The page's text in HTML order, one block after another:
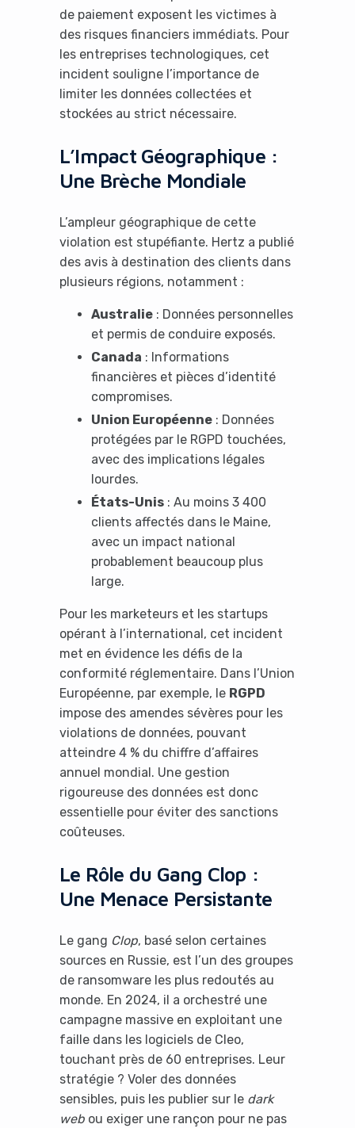
de paiement exposent les victimes à
des risques financiers immédiats. Pour
les entreprises technologiques, cet
incident souligne l’importance de
limiter les données collectées et
stockées au strict nécessaire.
L’Impact Géographique :
Une Brèche Mondiale
L’ampleur géographique de cette
violation est stupéfiante. Hertz a publié
des avis à destination des clients dans
plusieurs régions, notamment :
Australie: Données personnelles
et permis de conduire exposés.
Canada : Informations
financières et pièces d’identité
compromises.
Union Européenne: Données
protégées par le RGPD touchées,
avec des implications légales
lourdes.
États-Unis: Au moins 3 400
clients affectés dans le Maine,
avec un impact national
probablement beaucoup plus
large.
Pour les marketeurs et les startups
opérant à l’international, cet incident
met en évidence les défis de la
conformité réglementaire. Dans l’Union
Européenne, par exemple, le RGPD
impose des amendes sévères pour les
violations de données, pouvant
atteindre 4 % du chiffre d’affaires
annuel mondial. Une gestion
rigoureuse des données est donc
essentielle pour éviter des sanctions
coûteuses.
Le Rôle du Gang Clop :
Une Menace Persistante
Le gang Clop, basé selon certaines
sources en Russie, est l’un des groupes
de ransomware les plus redoutés au
monde. En 2024, il a orchestré une
campagne massive en exploitant une
faille dans les logiciels de Cleo,
touchant près de 60 entreprises. Leur
stratégie ? Voler des données
sensibles, puis les publier sur le dark
webou exiger une rançon pour ne pas